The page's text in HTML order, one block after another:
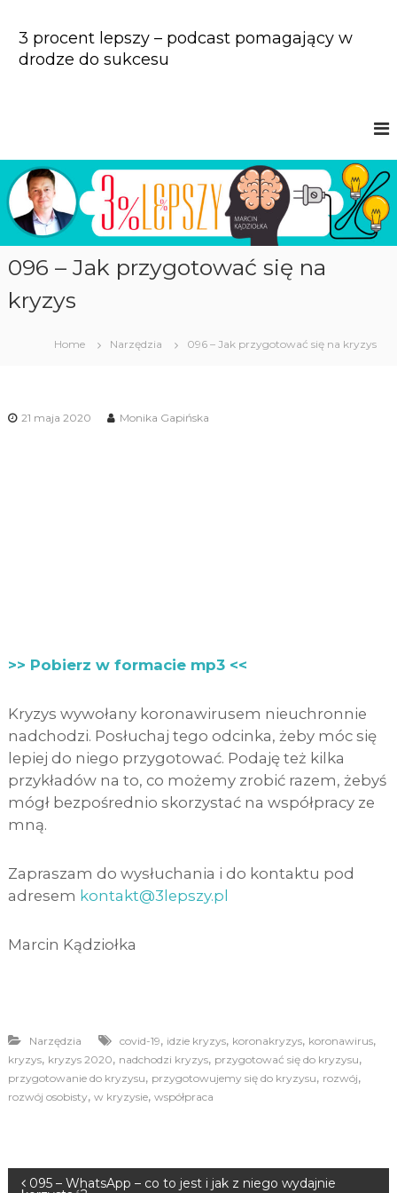
n
e
n
3 procent lepszy – podcast pomagający w
drodze do sukcesu
096 – Jak przygotować się na
kryzys
Home Narzędzia 096 – Jak przygotować się na kryzys
21 maja 2020 Monika Gapińska
>> Pobierz w formacie mp3 <<
Kryzys wywołany koronawirusem nieuchronnie
nadchodzi. Posłuchaj tego odcinka, żeby móc się
lepiej do niego przygotować. Podaję też kilka
przykładów na to, co możemy zrobić razem, żebyś
mógł bezpośrednio skorzystać na współpracy ze
mną.
Zapraszam do wysłuchania i do kontaktu pod
adresem kontakt@3lepszy.pl
Marcin Kądziołka
Narzędzia covid-19, idzie kryzys, koronakryzys, koronawirus,
kryzys, kryzys 2020, nadchodzi kryzys, przygotować się do kryzysu,
przygotowanie do kryzysu, przygotowujemy się do kryzysu, rozwój,
rozwój osobisty, w kryzysie, współpraca
095 – WhatsApp – co to jest i jak z niego wydajnie